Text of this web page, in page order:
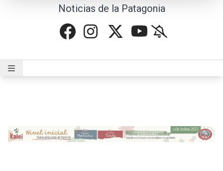
Noticias de la Patagonia